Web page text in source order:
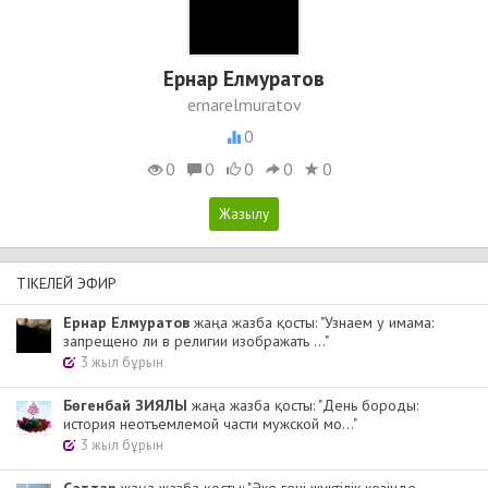
Ернар Елмуратов
ernarelmuratov
0
0
0 0 0 0
ТІКЕЛЕЙ ЭФИР
Ернар Елмуратов жаңа жазба қосты: "Узнаем у имама:
запрещено ли в религии изображать ..."
3 жыл бұрын
Бөгенбай ЗИЯЛЫ жаңа жазба қосты: "День бороды:
история неотъемлемой части мужской мо..."
3 жыл бұрын